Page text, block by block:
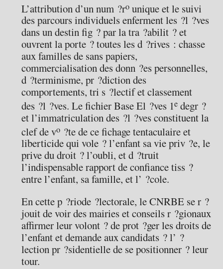
L’attribution d’un num ?ro unique et le suivi
des parcours individuels enferment les ?l ?ves
dans un destin fig ? par la tra ?abilit ? et
ouvrent la porte ? toutes les d ?rives : chasse
aux familles de sans papiers,
commercialisation des donn ?es personnelles,
d ?terminisme, pr ?diction des
comportements, tri s ?lectif et classement
des ?l ?ves. Le fichier Base El ?ves 1e degr ?
et l’immatriculation des ?l ?ves constituent la
clef de vo ?te de ce fichage tentaculaire et
liberticide qui vole ? l’enfant sa vie priv ?e, le
prive du droit ? l’oubli, et d ?truit
l’indispensable rapport de confiance tiss ?
entre l’enfant, sa famille, et l’ ?cole.
En cette p ?riode ?lectorale, le CNRBE se r ?
jouit de voir des mairies et conseils r ?gionaux
affirmer leur volont ? de prot ?ger les droits de
l’enfant et demande aux candidats ? l’ ?
lection pr ?sidentielle de se positionner ? leur
tour.